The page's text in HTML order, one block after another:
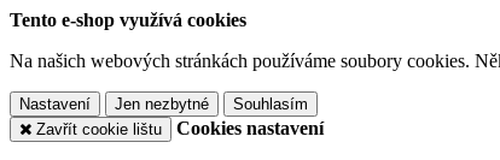
Tento e-shop využívá cookies
Na našich webových stránkách používáme soubory cookies.
Nastavení Jen nezbytné
Souhlasím
Zavřít cookie lištu
Cookies nastavení